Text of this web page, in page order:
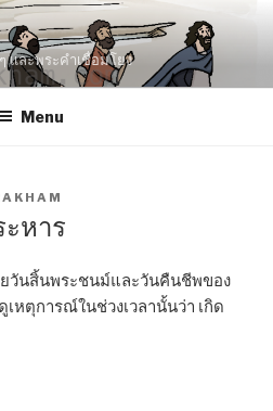
และพระคำเชื่อมโยง
Menu
หาร
ยวันสิ้นพระชนม์และวันคืนชีพของ
เหตุการณ์ในช่วงเวลานั้นว่า เกิด